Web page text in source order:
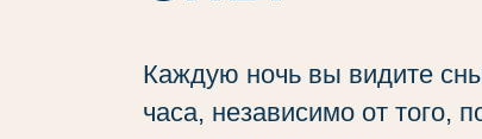
Каждую ночь вы видите
часа, независимо от того,